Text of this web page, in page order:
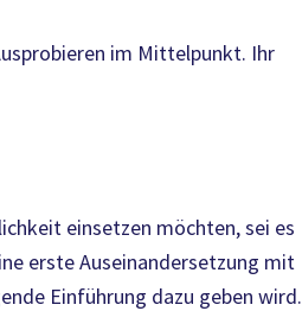
im Mittelpunkt. Ihr
einsetzen möchten, sei es
erste Auseinandersetzung mit
Einführung dazu geben wird.